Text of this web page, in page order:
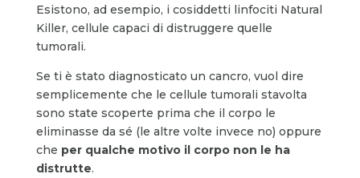
Esistono, ad esempio, i cosiddetti linfociti Natural
Killer, cellule capaci di distruggere quelle
tumorali.
Se ti è stato diagnosticato un cancro, vuol dire
semplicemente che le cellule tumorali stavolta
sono state scoperte prima che il corpo le
eliminasse da sé (le altre volte invece no) oppure
che per qualche motivo il corpo non le ha
distrutte.